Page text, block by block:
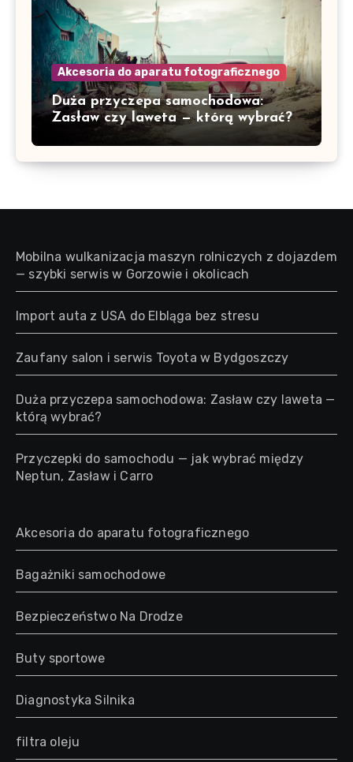
Akcesoria do aparatu fotograficznego
Duża przyczepa samochodowa:
Zasław czy laweta — którą wybrać?
Mobilna wulkanizacja maszyn rolniczych z dojazdem
— szybki serwis w Gorzowie i okolicach
Import auta z USA do Elbląga bez stresu
Zaufany salon i serwis Toyota w Bydgoszczy
Duża przyczepa samochodowa: Zasław czy laweta —
którą wybrać?
Przyczepki do samochodu — jak wybrać między
Neptun, Zasław i Carro
Akcesoria do aparatu fotograficznego
Bagażniki samochodowe
Bezpieczeństwo Na Drodze
Buty sportowe
Diagnostyka Silnika
filtra oleju